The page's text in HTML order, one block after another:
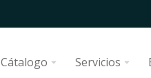
Cátalogo Servicios